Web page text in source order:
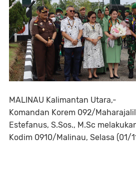
MALINAU Kalimantan Utara,-
Komandan Korem 092/
Estefanus, S.Sos., M.Sc
Kodim 0910/Malinau, Selasa (01/